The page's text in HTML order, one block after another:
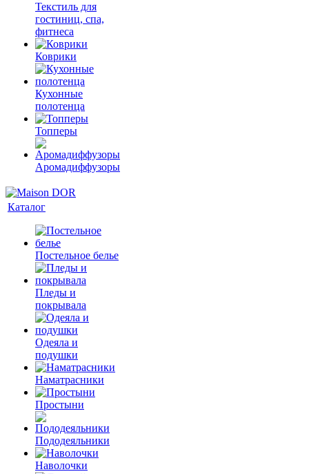
Текстиль для
гостиниц, спа,
фитнеса
Коврики
Кухонные
полотенца
Топперы
Аромадиффузоры
Каталог
Постельное белье
Пледы и
покрывала
Одеяла и
подушки
Наматрасники
Простыни
Пододеяльники
Наволочки